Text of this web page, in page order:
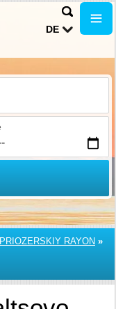
DE
PRIOZERSKIY RAYON »